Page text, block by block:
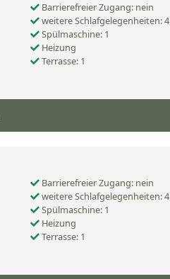
Barrierefreier Zugang: nein
weitere Schlafgelegenheiten: 4
Spülmaschine: 1
Heizung
Terrasse: 1
Barrierefreier Zugang: nein
weitere Schlafgelegenheiten: 4
Spülmaschine: 1
Heizung
Terrasse: 1